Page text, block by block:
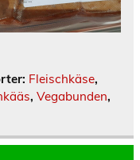
Fleischkäse,
, Vegabunden,